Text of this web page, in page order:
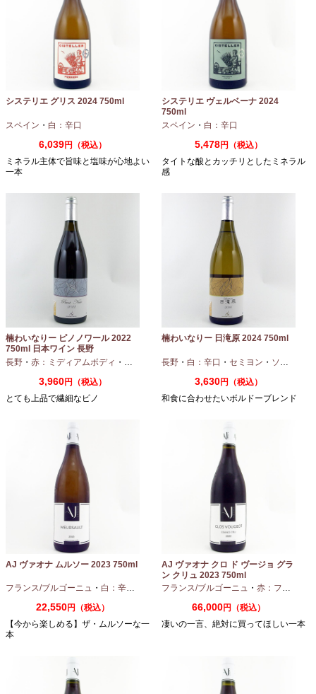
システリエ グリス 2024 750ml
スペイン ・ 白：辛口
6,039円（税込）
ミネラル主体で旨味と塩味が心地よい
一本
システリエ ヴェルベーナ 2024
750ml
スペイン ・ 白：辛口
5,478円（税込）
タイトな酸とカッチリとしたミネラル
感
楠わいなりー ピノノワール 2022
750ml 日本ワイン 長野
長野 ・ 赤：ミディアムボディ ・ ピノノワール
3,960円（税込）
とても上品で繊細なピノ
楠わいなりー 日滝原 2024 750ml
長野 ・ 白：辛口 ・ セミヨン ・ ソーヴィニオンブラン
3,630円（税込）
和食に合わせたいボルドーブレンド
AJ ヴァオナ ムルソー 2023 750ml
フランス/ブルゴーニュ ・ 白：辛口 シャルドネ
22,550円（税込）
【今から楽しめる】ザ・ムルソーな一
本
AJ ヴァオナ クロ ド ヴージョ グラ
ン クリュ 2023 750ml
フランス/ブルゴーニュ ・ 赤：フルボディ
66,000円（税込）
凄いの一言、絶対に買ってほしい一本